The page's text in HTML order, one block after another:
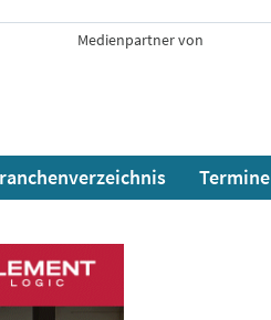
Medienpartner von
Termine